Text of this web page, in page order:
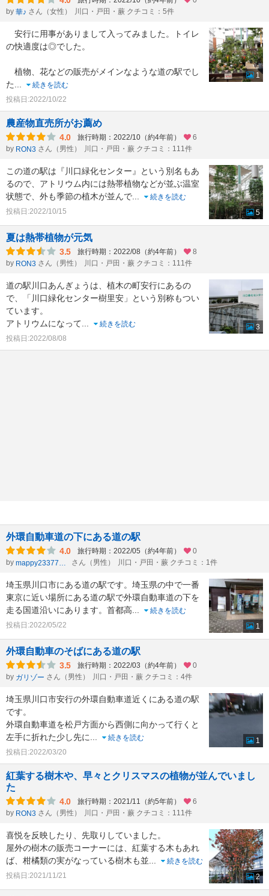
by 華♪ さん（女性） 川口・戸田・蕨 クチコミ：5件
安行に用事がありまして入ってみました。トイレ
の快適度は◎でした。
植物、花などの販売がメインなような道の駅でし
た
続きを読む
投稿日:2022/10/22
1
農産物直売所がお薦め
4.0 旅行時期：2022/10（約4年前）
6
by RON3 さん（男性） 川口・戸田・蕨 クチコミ：111件
この道の駅は『川口緑化センター』という別名もあ
るので、アトリウム内には熱帯植物などが並ぶ温室
状態で、外も季節の植木が並んで
続きを読む
投稿日:2022/10/15
5
夏は熱帯植物が元気
3.5 旅行時期：2022/08（約4年前）
8
by RON3 さん（男性） 川口・戸田・蕨 クチコミ：111件
道の駅川口あんぎょうは、植木の町安行にあるの
で、「川口緑化センター樹里安」という別称もつい
ています。
アトリウムになって
続きを読む
投稿日:2022/08/08
3
外環自動車道の下にある道の駅
4.0 旅行時期：2022/05（約4年前）
0
by
mappy23377803 さん（男性） 川口・戸田・蕨 クチコミ：1件
埼玉県川口市にある道の駅です。埼玉県の中で一番
東京に近い場所にある道の駅で外環自動車道の下を
走る国道沿いにあります。首都高
続きを読む
投稿日:2022/05/22
1
外環自動車のそばにある道の駅
3.5 旅行時期：2022/03（約4年前）
0
by ガリゾー さん（男性） 川口・戸田・蕨 クチコミ：4件
埼玉県川口市安行の外環自動車道近くにある道の駅
です。
外環自動車道を松戸方面から西側に向かって行くと
左手に折れた少し先に
続きを読む
投稿日:2022/03/20
1
紅葉する樹木や、早々とクリスマスの植物が並んでいまし
た
4.0 旅行時期：2021/11（約5年前）
6
by RON3 さん（男性） 川口・戸田・蕨 クチコミ：111件
喜悦を反映したり、先取りしていました。
屋外の樹木の販売コーナーには、紅葉する木もあれ
ば、柑橘類の実がなっている樹木も並
続きを読む
投稿日:2021/11/21
2